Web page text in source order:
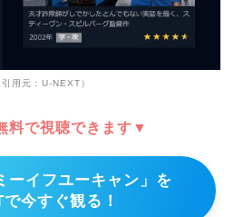
引用元：U-NEXT）
料で視聴できます▼
イフユーキャン」を
今すぐ観る！